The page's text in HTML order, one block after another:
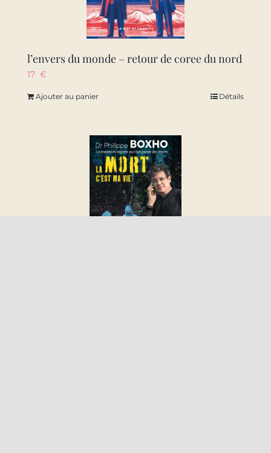
l’envers du monde – retour de coree du nord
17 €
Ajouter au panier Détails